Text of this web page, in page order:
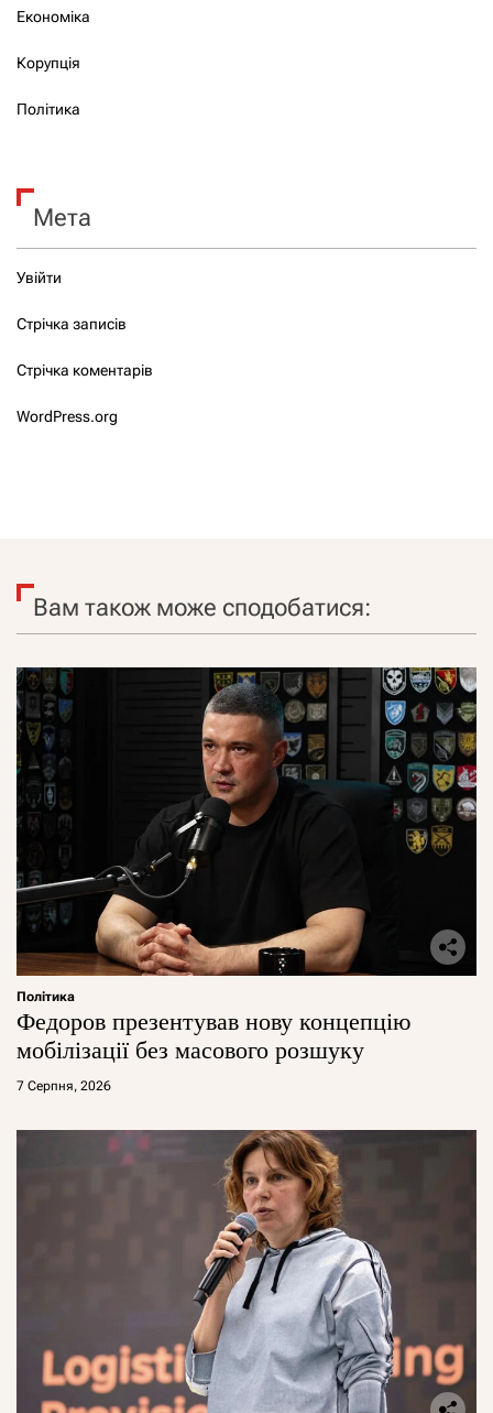
Економіка
Корупція
Політика
Мета
Увійти
Стрічка записів
Стрічка коментарів
WordPress.org
Вам також може сподобатися:
Політика
Федоров презентував нову концепцію
мобілізації без масового розшуку
7 Серпня, 2026